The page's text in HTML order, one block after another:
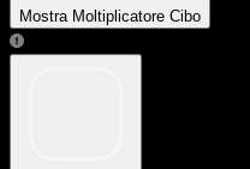
Mostra Moltiplicatore Cibo